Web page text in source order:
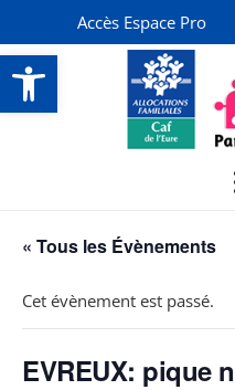
Ouvrir la barre d’outils
Accès Espace Pro
« Tous les Évènements
Cet évènement est passé.
EVREUX: pique